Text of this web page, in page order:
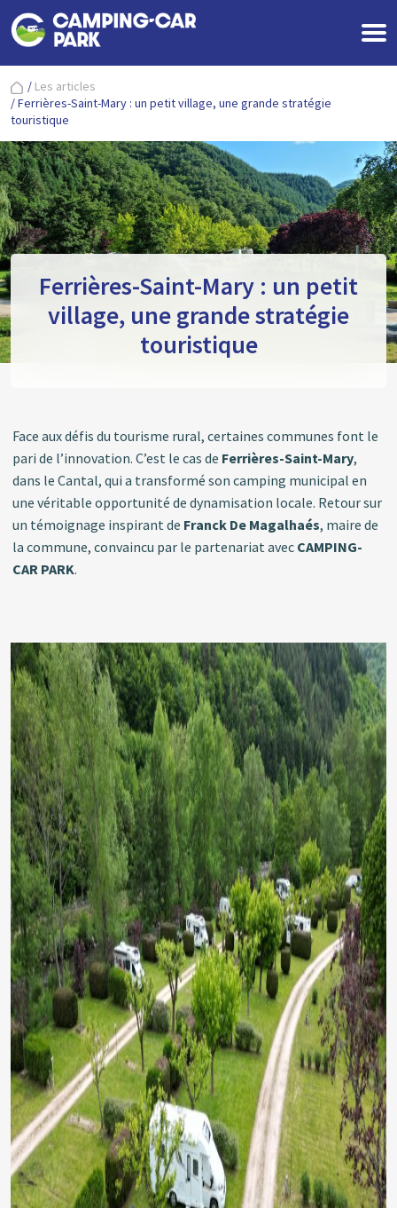
/ Les articles
/Ferrières-Saint-Mary : un petit village, une grande stratégie
touristique
Ferrières-Saint-Mary : un petit
village, une grande stratégie
touristique
Face aux défis du tourisme rural, certaines communes font le
pari de l’innovation. C’est le cas de Ferrières-Saint-Mary,
dans le Cantal, qui a transformé son camping municipal en
une véritable opportunité de dynamisation locale. Retour sur
un témoignage inspirant de Franck De Magalhaés, maire de
la commune, convaincu par le partenariat avec CAMPING-
CAR PARK.